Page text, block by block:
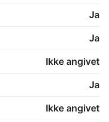
Ja
Ja
Ikke angivet
Ja
Ikke angivet